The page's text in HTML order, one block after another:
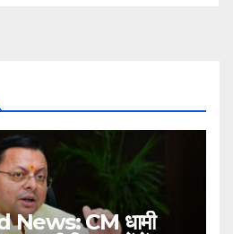
CM धामी